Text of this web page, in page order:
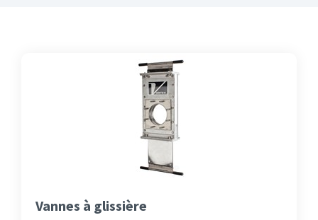
Vannes à glissière